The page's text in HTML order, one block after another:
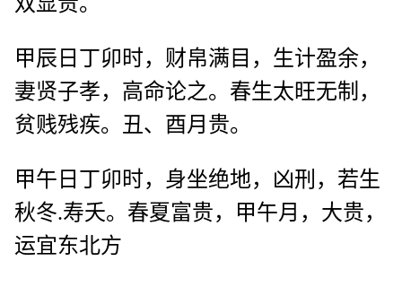
甲辰日丁卯时，财帛满目，生计盈余，
妻贤子孝，高命论之。春生太旺无制，
贫贱残疾。丑、酉月贵。
甲午日丁卯时，身坐绝地，凶刑，若生
秋冬.寿夭。春夏富贵，甲午月，大贵，
运宜东北方